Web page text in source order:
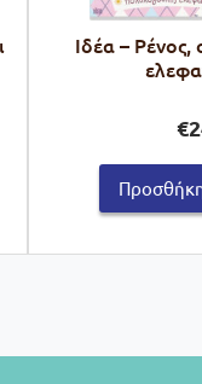
Ιδέα –
€